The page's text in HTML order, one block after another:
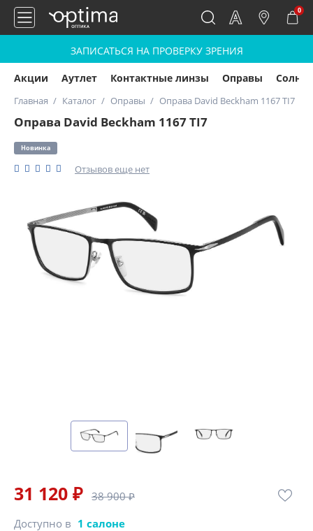
0
ЗАПИСАТЬСЯ НА ПРОВЕРКУ ЗРЕНИЯ
Акции Аутлет Контактные линзы Оправы
Главная Каталог Оправы Оправа David Beckham 1167 TI7
Оправа David Beckham 1167 TI7
Новинка
Отзывов еще нет
31 120 ₽ 38 900 ₽
Доступно в 1 салоне